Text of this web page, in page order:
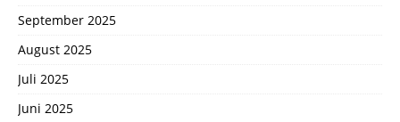
September 2025
August 2025
Juli 2025
Juni 2025